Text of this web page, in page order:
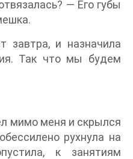
— Его губы
завтра, и назначила
Так что мы будем
мимо меня и скрылся
рухнула на
к занятиям